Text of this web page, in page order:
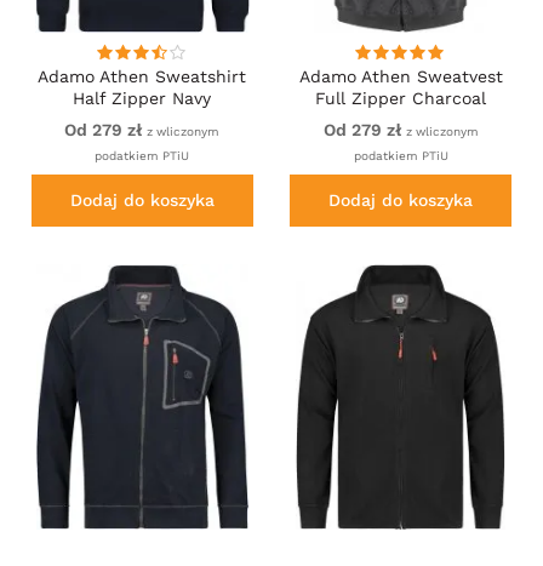
Adamo Athen Sweatshirt
Half Zipper Navy
Od 279 zł z wliczonym
podatkiem PTiU
Dodaj do koszyka
Adamo Athen Sweatvest
Full Zipper Charcoal
Od 279 zł z wliczonym
podatkiem PTiU
Dodaj do koszyka